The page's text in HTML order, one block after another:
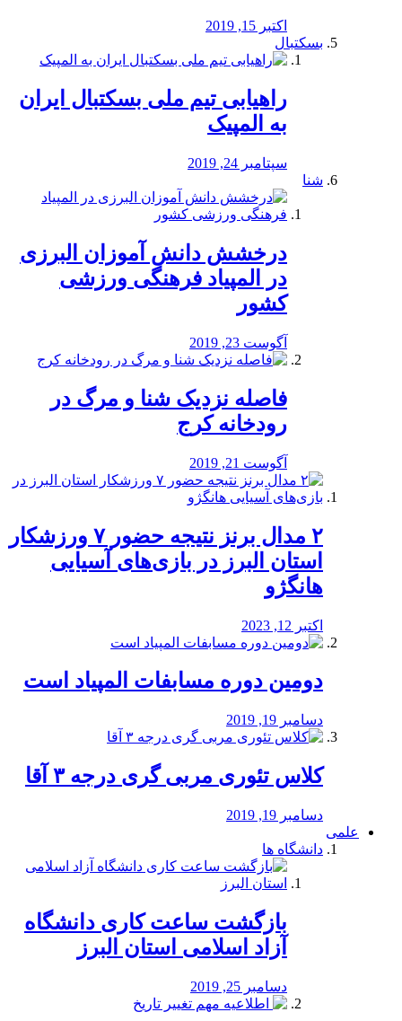
اکتبر 15, 2019
بسکتبال
راهیابی تیم ملی بسکتبال ایران
به المپیک
سپتامبر 24, 2019
شنا
درخشش دانش آموزان البرزی
در المپیاد فرهنگی ورزشی
کشور
آگوست 23, 2019
️فاصله نزدیک شنا و مرگ در
رودخانه کرج
آگوست 21, 2019
۲ مدال برنز نتیجه حضور ۷ ورزشکار
استان البرز در بازی‌های آسیایی
هانگژو
اکتبر 12, 2023
دومین دوره مسابفات المپیاد است
دسامبر 19, 2019
کلاس تئوری مربی گری درجه ۳ آقا
دسامبر 19, 2019
علمی
دانشگاه ها
بازگشت ساعت کاری دانشگاه
آزاد اسلامی استان البرز
دسامبر 25, 2019